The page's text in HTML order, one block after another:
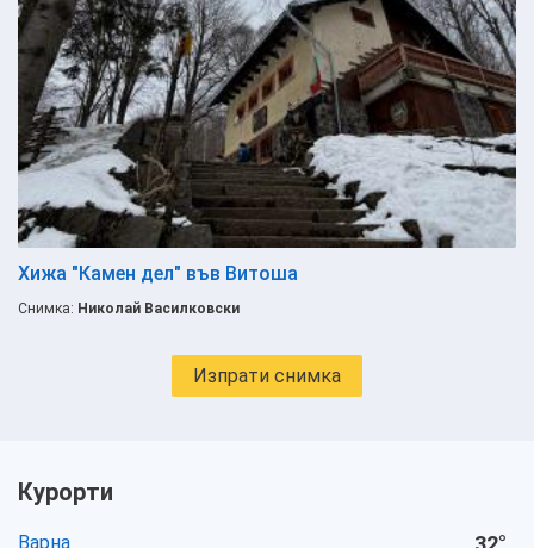
Хижа "Камен дел" във Витоша
Снимка: Николай Василковски
Изпрати снимка
Курорти
Варна